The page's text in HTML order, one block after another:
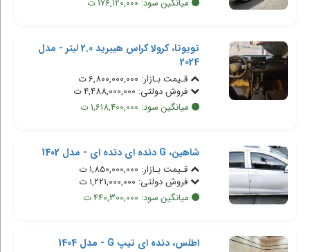
میانگین سود: 176,120,000 ت
تویوتا، کرولا کراس هیبرید 2.0 لیتر - مدل
2024
قـیمت بـازار: 6,800,000,000 ت
فروش دولتی: 4,488,000,000 ت
میانگین سود: 1,618,400,000 ت
شاهین، G دنده ای دنده ای - مدل 1402
قـیمت بـازار: 1,850,000,000 ت
فروش دولتی: 1,221,000,000 ت
میانگین سود: 440,300,000 ت
اطلس، دنده ای تیپ G - مدل 1404